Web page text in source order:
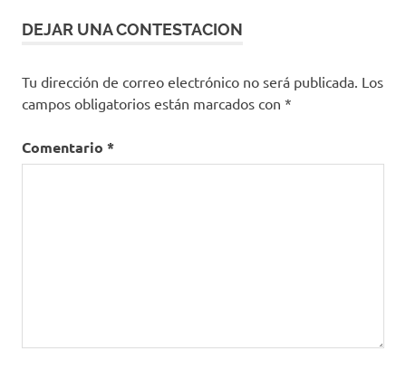
DEJAR UNA CONTESTACION
Tu dirección de correo electrónico no será publicada. Los
campos obligatorios están marcados con *
Comentario *